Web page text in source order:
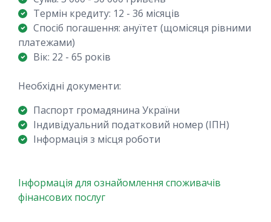
Термін кредиту: 12 - 36 місяців
Спосіб погашення: ануїтет (щомісяця рівними
платежами)
Вік: 22 - 65 років
Необхідні документи:
Паспорт громадянина України
Індивідуальний податковий номер (ІПН)
Інформація з місця роботи
Інформація для ознайомлення споживачів
фінансових послуг